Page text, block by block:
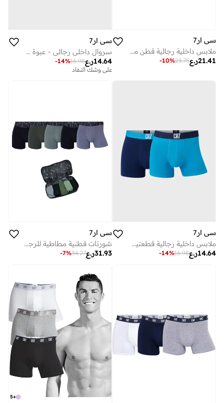
سي ار7
ملابس داخلية رجالية قطن مطاطي أساسية عبوة من قطع أبيض
ر.ع21.41
23.75
-10%
سي ار7
سروال داخلي رجالي - عبوة من قطعتين من المايكروفايبر
ر.ع14.64
16.98
-14%
على وشك النفاد
سي ار7
ملابس داخلية رجالية قطعتين – بوكسر مريح وفاخر من كريستيانو رونالدو
ر.ع14.64
16.98
-14%
سي ار7
شورتات قطنية مطاطية للرجال عبوة من قطع - طقم بوكسر ملون بحزام خصر يحمل علامة كريستيانو رونالدو
ر.ع31.93
34.27
-7%
+
5